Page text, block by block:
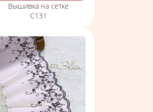
Вышивка на сетке
С131